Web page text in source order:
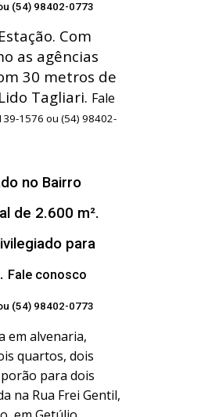
(54) 98402-0773
Com
as agências
30 metros de
Tagliari. Fale
1576 ou (54) 98402-
no Bairro
de 2.600 m².
para
Fale conosco
(54) 98402-0773
em alvenaria,
quartos, dois
para dois
na Rua Frei Gentil,